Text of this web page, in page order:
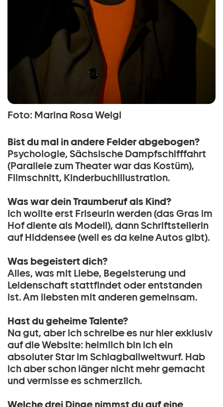
Foto: Marina Rosa Weigl
Bist du mal in andere Felder abgebogen?
Psychologie, Sächsische Dampfschifffahrt
(Parallele zum Theater war das Kostüm),
Filmschnitt, Kinderbuchillustration.
Was war dein Traumberuf als Kind?
Ich wollte erst Friseurin werden (das Gras im
Hof diente als Modell), dann Schriftstellerin
auf Hiddensee (weil es da keine Autos gibt).
Was begeistert dich?
Alles, was mit Liebe, Begeisterung und
Leidenschaft stattfindet oder entstanden
ist. Am liebsten mit anderen gemeinsam.
Hast du geheime Talente?
Na gut, aber ich schreibe es nur hier exklusiv
auf die Website: heimlich bin ich ein
absoluter Star im Schlagballweitwurf. Hab
ich aber schon länger nicht mehr gemacht
und vermisse es schmerzlich.